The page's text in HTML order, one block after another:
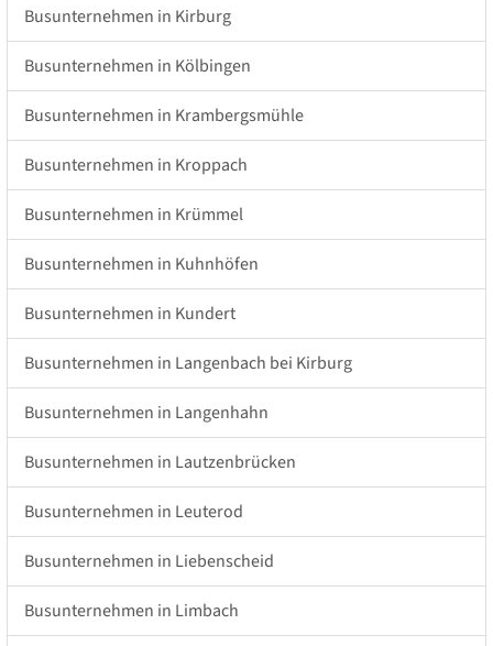
Busunternehmen in Kirburg
Busunternehmen in Kölbingen
Busunternehmen in Krambergsmühle
Busunternehmen in Kroppach
Busunternehmen in Krümmel
Busunternehmen in Kuhnhöfen
Busunternehmen in Kundert
Busunternehmen in Langenbach bei Kirburg
Busunternehmen in Langenhahn
Busunternehmen in Lautzenbrücken
Busunternehmen in Leuterod
Busunternehmen in Liebenscheid
Busunternehmen in Limbach